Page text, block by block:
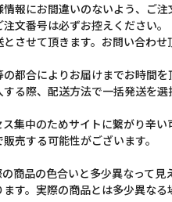
報にお間違いのないよう、ご注
文番号は必ずお控えください。
させて頂きます。お問い合わ
都合によりお届けまでお時間を
る際、配送方法で一括発送を
集中のためサイトに繋がり辛い
売する可能性がございます。
商品の色合いと多少異なって見
す。実際の商品とは多少異なる